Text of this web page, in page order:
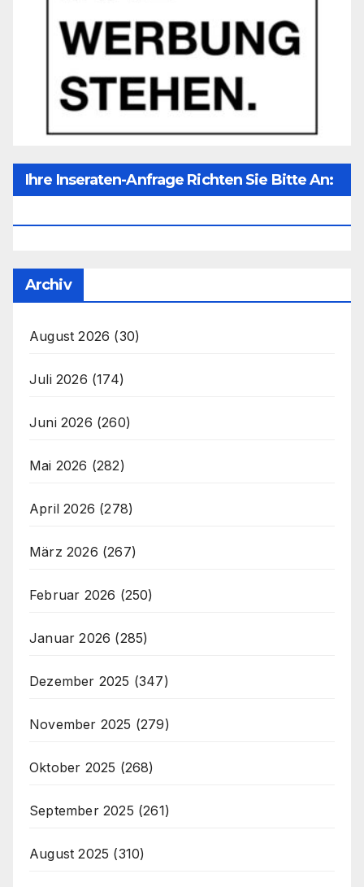
Ihre Inseraten-Anfrage Richten Sie Bitte An:
Archiv
August 2026 (30)
Juli 2026 (174)
Juni 2026 (260)
Mai 2026 (282)
April 2026 (278)
März 2026 (267)
Februar 2026 (250)
Januar 2026 (285)
Dezember 2025 (347)
November 2025 (279)
Oktober 2025 (268)
September 2025 (261)
August 2025 (310)